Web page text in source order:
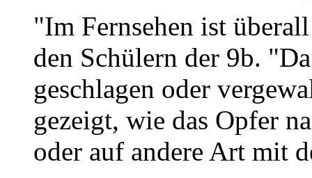
"Im Fernsehen ist
den Schülern der 9b.
geschlagen oder
gezeigt, wie das Opfer
oder auf andere Art mit